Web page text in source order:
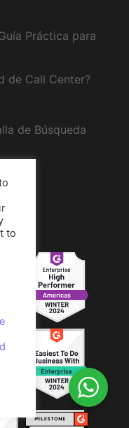
Práctica para
de Call Center?
de Búsqueda
to